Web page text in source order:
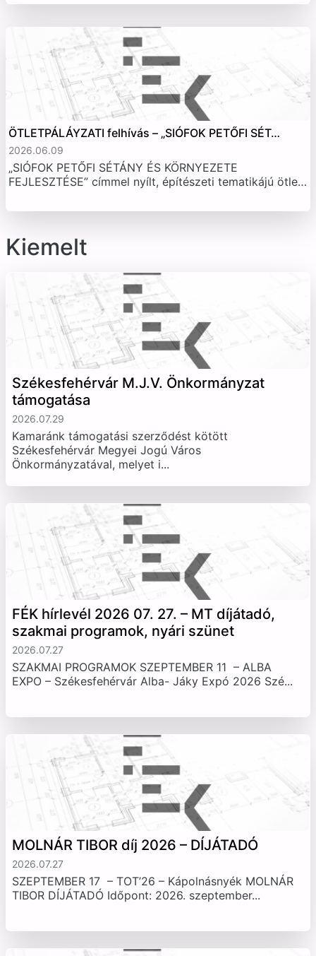
ÖTLETPÁLÁYZATI felhívás – „SIÓFOK PETŐFI SÉT…
2026.06.09
„SIÓFOK PETŐFI SÉTÁNY ÉS KÖRNYEZETE
FEJLESZTÉSE” címmel nyílt, építészeti tematikájú ötle…
Kiemelt
Székesfehérvár M.J.V. Önkormányzat
támogatása
2026.07.29
Kamaránk támogatási szerződést kötött
Székesfehérvár Megyei Jogú Város
Önkormányzatával, melyet i...
FÉK hírlevél 2026 07. 27. – MT díjátadó,
szakmai programok, nyári szünet
2026.07.27
SZAKMAI PROGRAMOK SZEPTEMBER 11 – ALBA
EXPO – Székesfehérvár Alba- Jáky Expó 2026 Szé...
MOLNÁR TIBOR díj 2026 – DÍJÁTADÓ
2026.07.27
SZEPTEMBER 17 – TOT’26 – Kápolnásnyék MOLNÁR
TIBOR DÍJÁTADÓ Időpont: 2026. szeptember...